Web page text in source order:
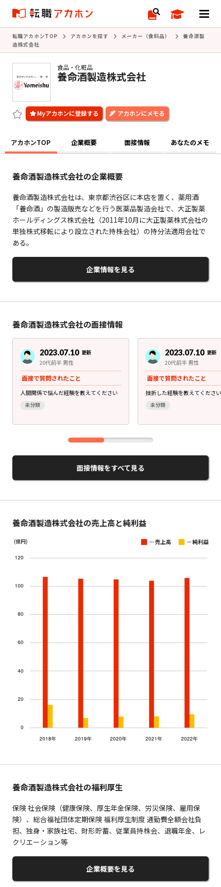
転職アカホンTOP アカホンを探す メーカー（食料品）
養命酒製
造株式会社
食品・化粧品
養命酒製造株式会社
アカホンにメモる
アカホンTOP 企業概要 面接情報 あなたのメモ
養命酒製造株式会社の企業概要
養命酒製造株式会社は、東京都渋谷区に本店を置く、薬用酒
「養命酒」の製造販売などを行う医薬品製造会社で、大正製薬
ホールディングス株式会社（2011年10月に大正製薬株式会社の
単独株式移転により設立された持株会社）の持分法適用会社で
ある。
企業情報を見る
養命酒製造株式会社の面接情報
2023.07.10 更新
20代前半 男性
面接で質問されたこと
人間関係で悩んだ経験を教えてください
未分類
2023.07.10 更新
20代前半 男性
面接で質問されたこと
挫折した経験を教えてください
未分類
面接情報をすべて見る
養命酒製造株式会社の売上高と純利益
(億円) ...売上高 ...純利益
養命酒製造株式会社の福利厚生
保険 社会保険（健康保険、厚生年金保険、労災保険、雇用保
険）、総合福祉団体定期保険 福利厚生制度 通勤費全額会社負
担、独身・家族社宅、財形貯蓄、従業員持株会、退職年金、レ
クリエーション等
企業概要を見る